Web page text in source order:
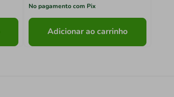
No pagamento com Pix
Adicionar ao carrinho